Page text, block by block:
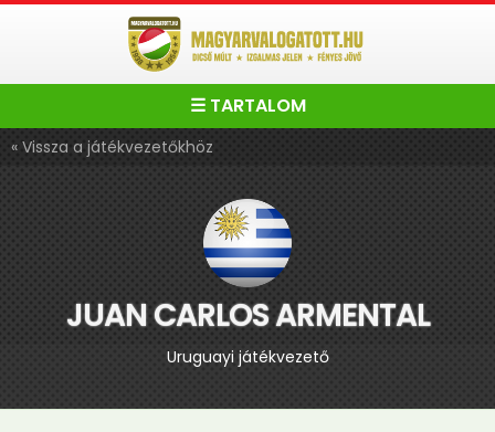
☰ TARTALOM
« Vissza a játékvezetőkhöz
JUAN CARLOS ARMENTAL
Uruguayi játékvezető